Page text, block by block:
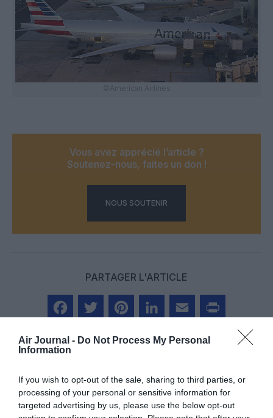
Air Journal - Do Not Process My Personal
Information
If you wish to opt-out of the sale, sharing to third parties, or
processing of your personal or sensitive information for
targeted advertising by us, please use the below opt-out
©American Airlines
Vous avez apprécié l’article ?
Soutenez-nous, faites un don !
NOUS SOUTENIR
PARTAGER L'ARTICLE
FacebookTwitter PinterestLinkedInEmail Print
Aucun commentaire !